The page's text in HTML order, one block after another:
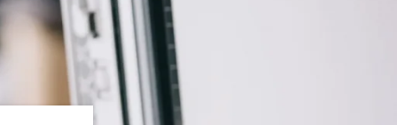
NAJNOWSZE WPISY